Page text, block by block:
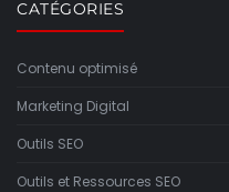
CATÉGORIES
Contenu optimisé
Marketing Digital
Outils SEO
Outils et Ressources SEO